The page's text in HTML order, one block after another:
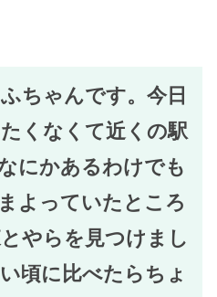
ちゃんです。今日
くなくて近くの駅
にかあるわけでも
よっていたところ
やらを見つけまし
頃に比べたらちょ